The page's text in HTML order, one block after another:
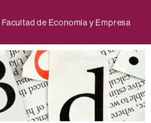
Facultad de Economía y Empresa